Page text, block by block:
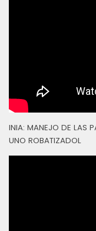
INIA: MANEJO DE LAS
UNO ROBATIZADOL